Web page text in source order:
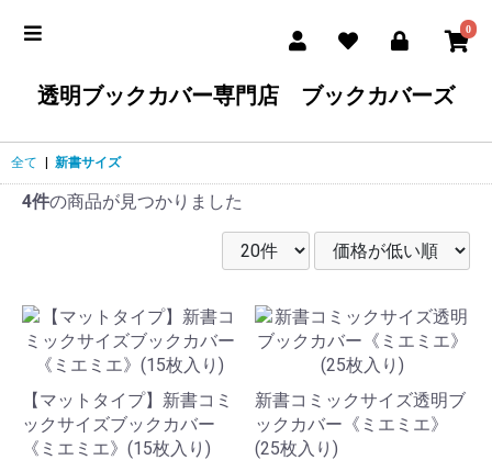
0
透明ブックカバー専門店 ブックカバーズ
全て 新書サイズ
4件の商品が見つかりました
【マットタイプ】新書コミ
ックサイズブックカバー
《ミエミエ》(15枚入り)
新書コミックサイズ透明ブ
ックカバー《ミエミエ》
(25枚入り)